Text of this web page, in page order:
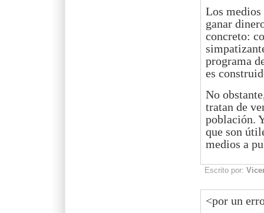
Los medios
ganar
concreto:
programa
es
No
tratan de
población.
que son
medios a
Escrito por:
<por un